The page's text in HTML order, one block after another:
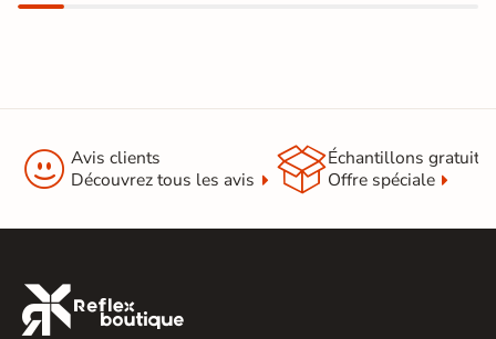
 Avis clients
Découvrez tous les avis
Échantillons gratuit
Offre spéciale
